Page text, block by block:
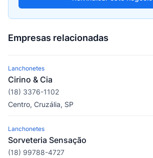
Empresas relacionadas
Lanchonetes
Cirino & Cia
(18) 3376-1102
Centro, Cruzália, SP
Lanchonetes
Sorveteria Sensação
(18) 99788-4727